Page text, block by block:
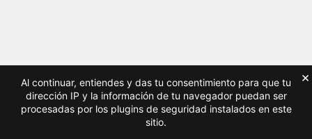
Al continuar, entiendes y das tu consentimiento para que tu
dirección IP y la información de tu navegador puedan ser
procesadas por los plugins de seguridad instalados en este
sitio.
×